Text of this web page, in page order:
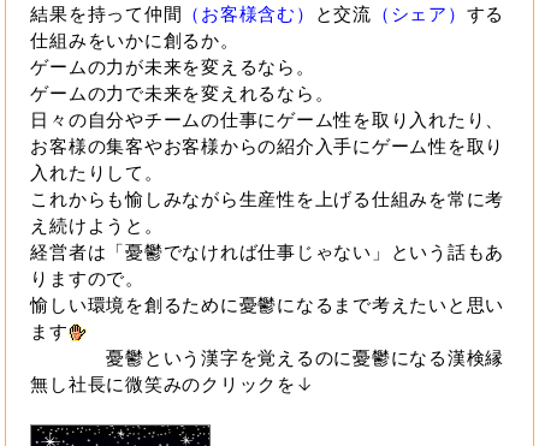
結果を持って仲間 （お客様含む） と交流 （シェア） する
仕組みをいかに創るか。
ゲームの力が未来を変えるなら。
ゲームの力で未来を変えれるなら。
日々の自分やチームの仕事にゲーム性を取り入れたり、
お客様の集客やお客様からの紹介入手にゲーム性を取り
入れたりして。
これからも愉しみながら生産性を上げる仕組みを常に考
え続けようと。
経営者は「憂鬱でなければ仕事じゃない」という話もあ
りますので。
愉しい環境を創るために憂鬱になるまで考えたいと思い
ます
憂鬱という漢字を覚えるのに憂鬱になる漢検縁
無し社長に微笑みのクリックを↓